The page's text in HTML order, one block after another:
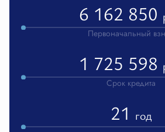
6 162 850
Первоначальный
1 725 598
Срок кредита
21 год